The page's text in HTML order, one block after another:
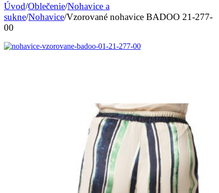
Úvod/Oblečenie/Nohavice a
sukne/Nohavice/Vzorované nohavice BADOO 21-277-
00